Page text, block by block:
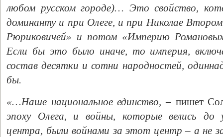
любом русском городе)… Это свойство,
доминанту и при Олеге, и при Николае
Рюриковичей» и потом «Империю
Если бы это было иначе, то империя,
состав десятки и сотни народностей,
бы.
«…Наше национальное единство, – пишет
эпоху Олега, и войны, которые велись до
центра, были войнами за этот центр – а не